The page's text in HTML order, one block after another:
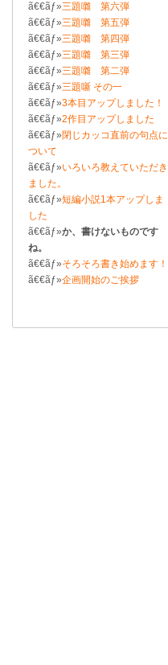
ã€€ãƒ»三題囃 第六弾
ã€€ãƒ»三題囃 第五弾
ã€€ãƒ»三題囃 第四弾
ã€€ãƒ»三題囃 第三弾
ã€€ãƒ»三題囃 第二弾
ã€€ãƒ»三題噺 その一
ã€€ãƒ»3本目アップしました！
ã€€ãƒ»2作目アップしました
ã€€ãƒ»閉じカッコ直前の句点に
ついて
ã€€ãƒ»いろいろ教えていただき
ました。
ã€€ãƒ»短編小説1本アップしま
した
ã€€ãƒ»か、書けないものです
ね。
ã€€ãƒ»そろそろ書き始めます！
ã€€ãƒ»企画開始のご挨拶